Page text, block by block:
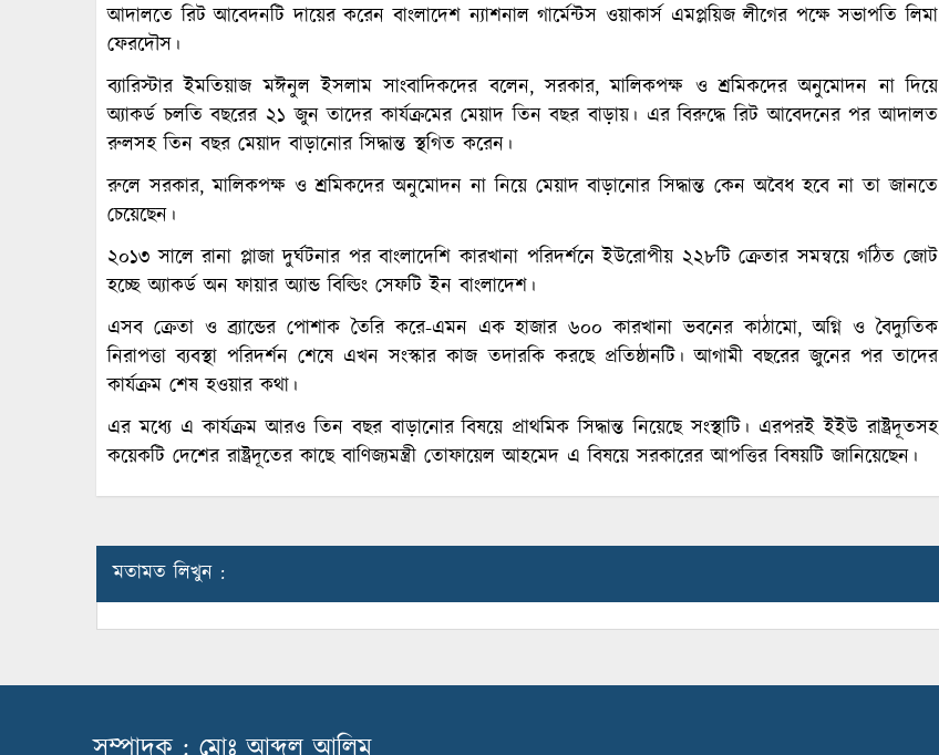
আদালতে রিট আবেদনটি দায়ের করেন বাংলাদেশ ন্যাশনাল গার্মেন্টস ওয়াকার্স এমপ্লয়িজ লীগের পক্ষে সভাপতি লিমা
ফেরদৌস।
ব্যারিস্টার ইমতিয়াজ মঈনুল ইসলাম সাংবাদিকদের বলেন, সরকার, মালিকপক্ষ ও শ্রমিকদের অনুমোদন না দিয়ে
অ্যাকর্ড চলতি বছরের ২১ জুন তাদের কার্যক্রমের মেয়াদ তিন বছর বাড়ায়। এর বিরুদ্ধে রিট আবেদনের পর আদালত
রুলসহ তিন বছর মেয়াদ বাড়ানোর সিদ্ধান্ত স্থগিত করেন।
রুলে সরকার, মালিকপক্ষ ও শ্রমিকদের অনুমোদন না নিয়ে মেয়াদ বাড়ানোর সিদ্ধান্ত কেন অবৈধ হবে না তা জানতে
চেয়েছেন।
২০১৩ সালে রানা প্লাজা দুর্ঘটনার পর বাংলাদেশি কারখানা পরিদর্শনে ইউরোপীয় ২২৮টি ক্রেতার সমন্বয়ে গঠিত জোট
হচ্ছে অ্যাকর্ড অন ফায়ার অ্যান্ড বিল্ডিং সেফটি ইন বাংলাদেশ।
এসব ক্রেতা ও ব্র্যান্ডের পোশাক তৈরি করে-এমন এক হাজার ৬০০ কারখানা ভবনের কাঠামো, অগ্নি ও বৈদ্যুতিক
নিরাপত্তা ব্যবস্থা পরিদর্শন শেষে এখন সংস্কার কাজ তদারকি করছে প্রতিষ্ঠানটি। আগামী বছরের জুনের পর তাদের
কার্যক্রম শেষ হওয়ার কথা।
এর মধ্যে এ কার্যক্রম আরও তিন বছর বাড়ানোর বিষয়ে প্রাথমিক সিদ্ধান্ত নিয়েছে সংস্থাটি। এরপরই ইইউ রাষ্ট্রদূতসহ
কয়েকটি দেশের রাষ্ট্রদূতের কাছে বাণিজ্যমন্ত্রী তোফায়েল আহমেদ এ বিষয়ে সরকারের আপত্তির বিষয়টি জানিয়েছেন।
মতামত লিখুন :